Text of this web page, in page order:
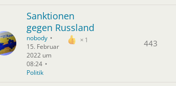
Sanktionen
gegen Russland
1
nobody
15. Februar
2022 um
08:24
Politik
443